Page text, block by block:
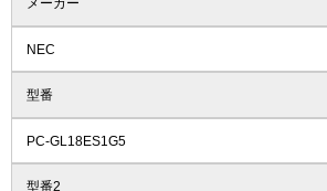
メーカー
NEC
型番
PC-GL18ES1G5
型番2